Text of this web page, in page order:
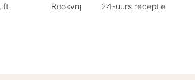
Rookvrij 24-uurs receptie